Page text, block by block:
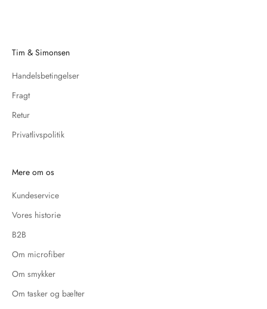
Tim & Simonsen
Handelsbetingelser
Fragt
Retur
Privatlivspolitik
Mere om os
Kundeservice
Vores historie
B2B
Om microfiber
Om smykker
Om tasker og bælter